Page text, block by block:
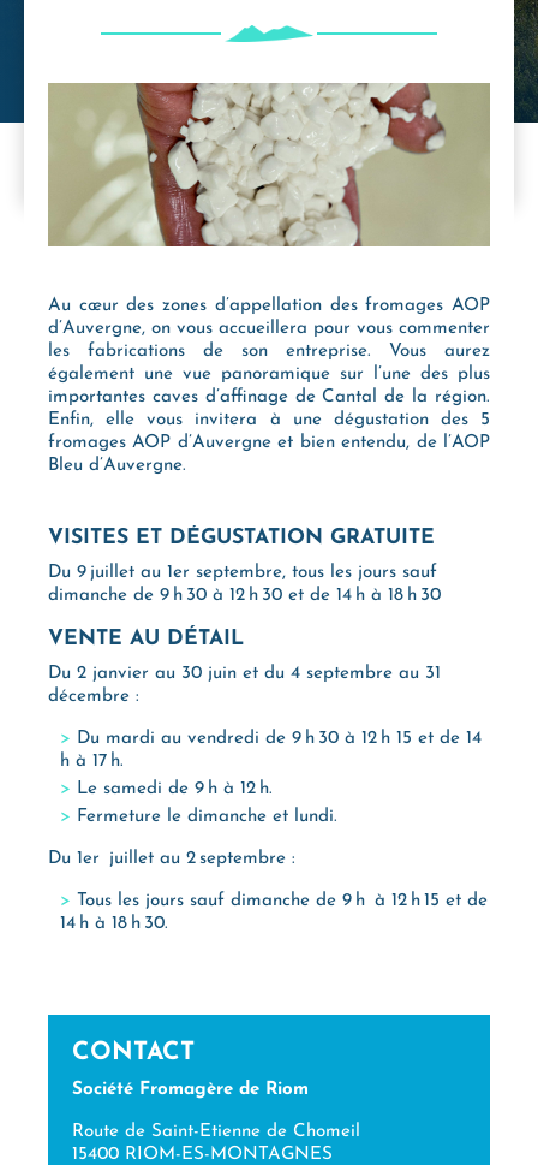
Au cœur des zones d’appellation des fromages AOP
d’Auvergne, on vous accueillera pour vous commenter
les fabrications de son entreprise. Vous aurez
également une vue panoramique sur l’une des plus
importantes caves d’affinage de Cantal de la région.
Enfin, elle vous invitera à une dégustation des 5
fromages AOP d’Auvergne et bien entendu, de l’AOP
Bleu d’Auvergne.
VISITES ET DÉGUSTATION GRATUITE
Du 9 juillet au 1er septembre, tous les jours sauf
dimanche de 9 h 30 à 12 h 30 et de 14 h à 18 h 30
VENTE AU DÉTAIL
Du 2 janvier au 30 juin et du 4 septembre au 31
décembre :
Du mardi au vendredi de 9 h 30 à 12 h 15 et de 14
h à 17 h.
Le samedi de 9 h à 12 h.
Fermeture le dimanche et lundi.
Du 1er juillet au 2 septembre :
Tous les jours sauf dimanche de 9 h à 12 h 15 et de
14 h à 18 h 30.
CONTACT
Société Fromagère de Riom
Route de Saint-Etienne de Chomeil
15400 RIOM-ES-MONTAGNES